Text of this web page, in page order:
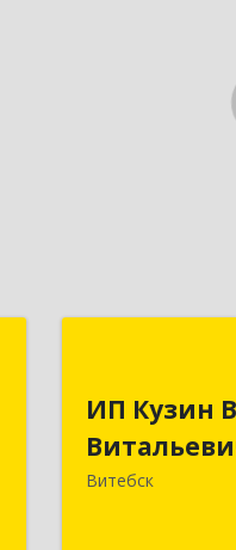
ИП Кузин
Витебск